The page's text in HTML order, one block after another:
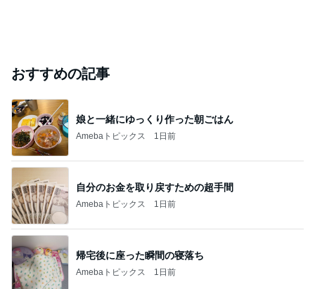
おすすめの記事
娘と一緒にゆっくり作った朝ごはん
Amebaトピックス 1日前
自分のお金を取り戻すための超手間
Amebaトピックス 1日前
帰宅後に座った瞬間の寝落ち
Amebaトピックス 1日前